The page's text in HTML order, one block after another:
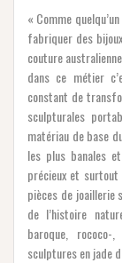
« Comme
fabriquer des
couture
dans ce métier
constant de
sculpturales
matériau de base
les plus banales
précieux et
pièces de joaillerie
de l’histoire
baroque, rococo-,
sculptures en jade